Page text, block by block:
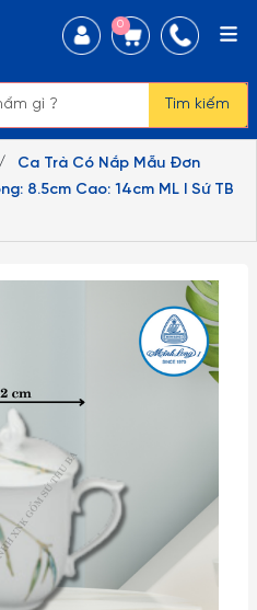
Tìm kiếm
0
Ca Trà Có Nắp Mẫu Đơn
8.5cm Cao: 14cm ML I Sứ TB